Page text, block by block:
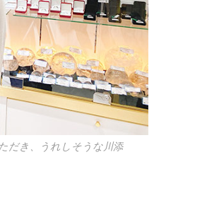
だき、うれしそうな川添